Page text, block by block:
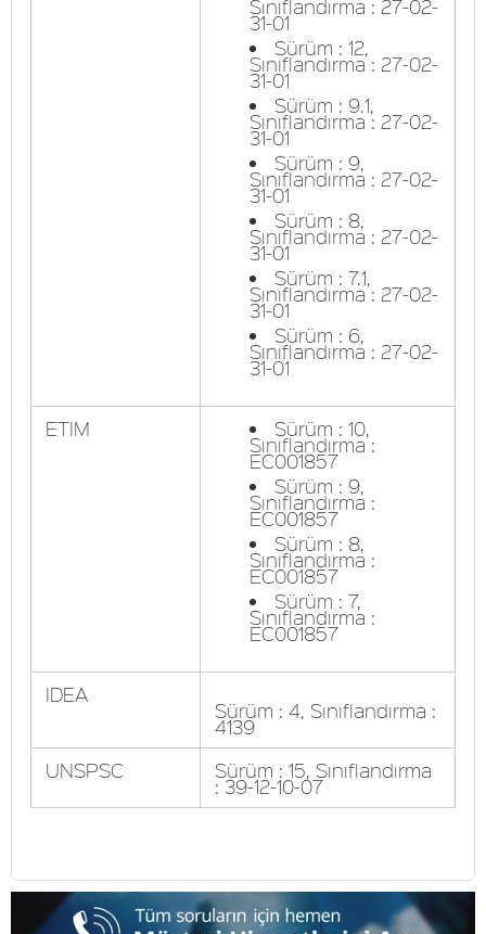
Sınıflandırma : 27-02-
31-01
Sürüm : 12,
Sınıflandırma : 27-02-
31-01
Sürüm : 9.1,
Sınıflandırma : 27-02-
31-01
Sürüm : 9,
Sınıflandırma : 27-02-
31-01
Sürüm : 8,
Sınıflandırma : 27-02-
31-01
Sürüm : 7.1,
Sınıflandırma : 27-02-
31-01
Sürüm : 6,
Sınıflandırma : 27-02-
31-01
ETIM Sürüm : 10,
Sınıflandırma :
EC001857
Sürüm : 9,
Sınıflandırma :
EC001857
Sürüm : 8,
Sınıflandırma :
EC001857
Sürüm : 7,
Sınıflandırma :
EC001857
IDEA
Sürüm : 4, Sınıflandırma :
4139
UNSPSC
Sürüm : 15, Sınıflandırma
: 39-12-10-07